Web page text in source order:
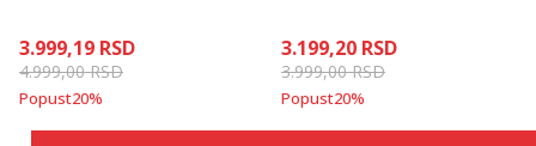
3.999,19 RSD
4.999,00RSD
Popust20%
3.199,20 RSD
3.999,00RSD
Popust20%